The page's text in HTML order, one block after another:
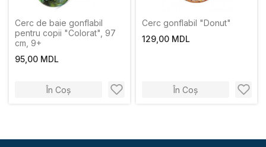
Cerc de baie gonflabil
pentru copii "Colorat", 97
cm, 9+
95,00 MDL
În Coș
Cerc gonflabil "Donut"
129,00 MDL
În Coș